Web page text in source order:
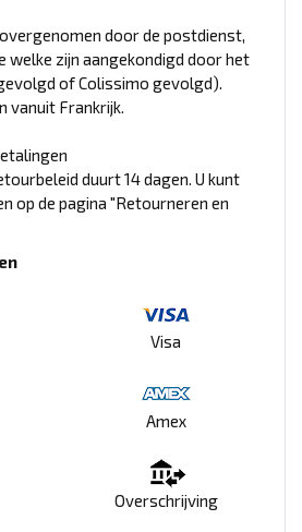
door de postdienst,
welke zijn aangekondigd door het
of Colissimo gevolgd).
vanuit Frankrijk.
duurt 14 dagen. U kunt
op de pagina "Retourneren en
Visa
Amex
Overschrijving